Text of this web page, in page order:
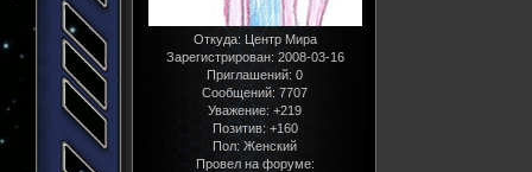
Откуда: Центр Мира
Зарегистрирован: 2008-03-16
Приглашений: 0
Сообщений: 7707
Уважение: +219
Позитив: +160
Пол:Женский
Провел на форуме: